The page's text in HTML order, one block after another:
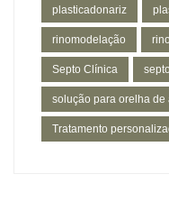
plasticadonariz
rinomodelação
Septo Clínica
solução para orelha de
Tratamento